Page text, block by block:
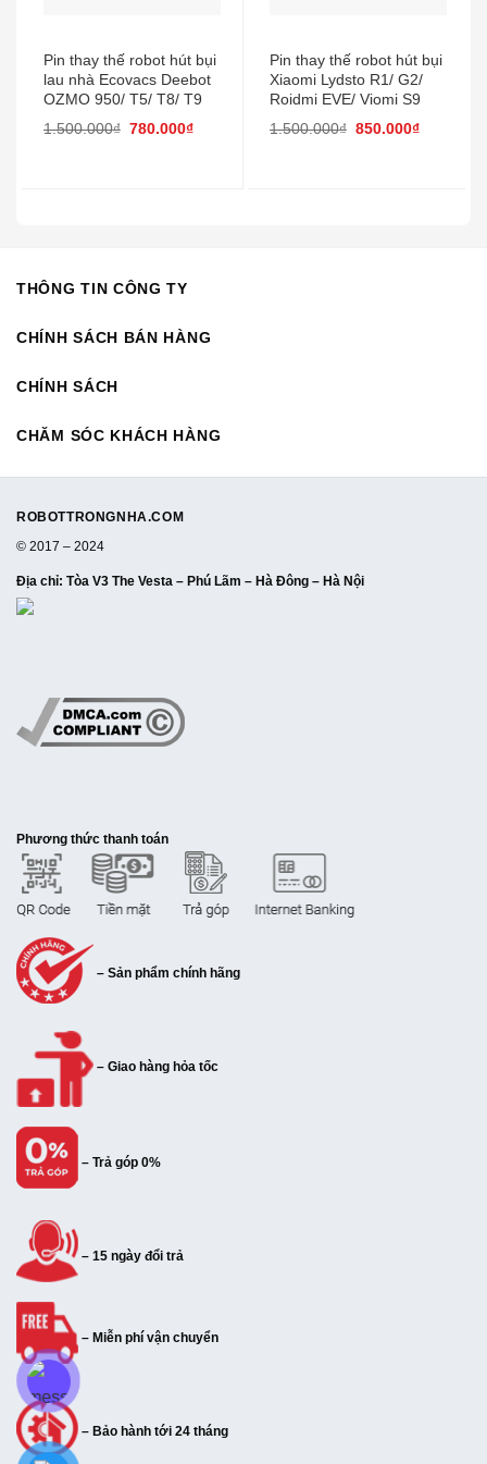
Pin thay thế robot hút bụi
lau nhà Ecovacs Deebot
OZMO 950/ T5/ T8/ T9
1.500.000₫ 780.000₫
Pin thay thế robot hút bụi
Xiaomi Lydsto R1/ G2/
Roidmi EVE/ Viomi S9
1.500.000₫ 850.000₫
THÔNG TIN CÔNG TY
CHÍNH SÁCH BÁN HÀNG
CHÍNH SÁCH
CHĂM SÓC KHÁCH HÀNG
ROBOTTRONGNHA.COM
© 2017 – 2024
Địa chỉ: Tòa V3 The Vesta – Phú Lãm – Hà Đông – Hà Nội
Phương thức thanh toán
– Sản phẩm chính hãng
– Giao hàng hỏa tốc
– Trả góp 0%
– 15 ngày đổi trả
– Miễn phí vận chuyển
– Bảo hành tới 24 tháng